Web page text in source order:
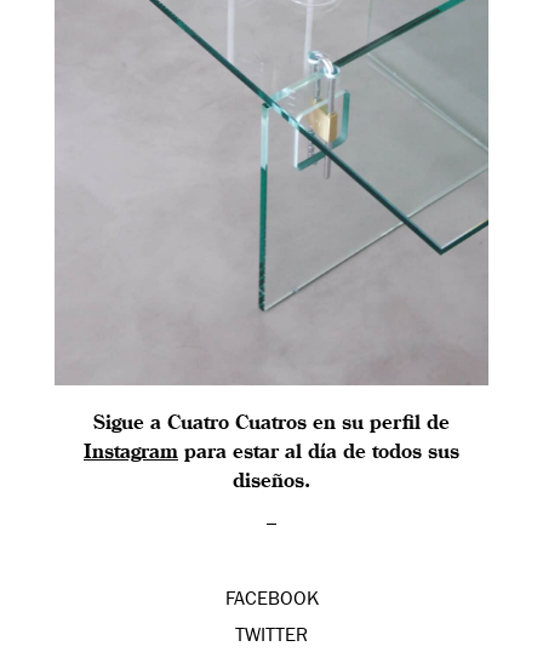
Sigue a Cuatro Cuatros en su perfil de
Instagram para estar al día de todos sus
diseños.
–
FACEBOOK
TWITTER